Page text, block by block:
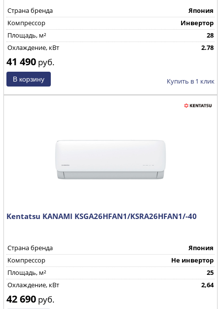
Страна бренда
Япония
Компрессор
Инвертор
Площадь, м²
28
Охлаждение, кВт
2.78
41 490 руб.
Купить в 1 клик
Kentatsu KANAMI KSGA26HFAN1/KSRA26HFAN1/-40
Страна бренда
Япония
Компрессор
Не инвертор
Площадь, м²
25
Охлаждение, кВт
2,64
42 690 руб.